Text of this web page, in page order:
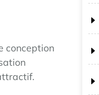
conception